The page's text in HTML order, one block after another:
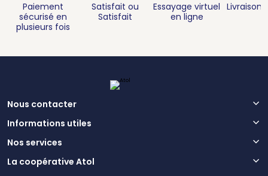
Paiement
sécurisé en
plusieurs fois
Satisfait ou
Satisfait
Essayage virtuel
en ligne
Livraison
Nous contacter
Informations utiles
Nos services
La coopérative Atol